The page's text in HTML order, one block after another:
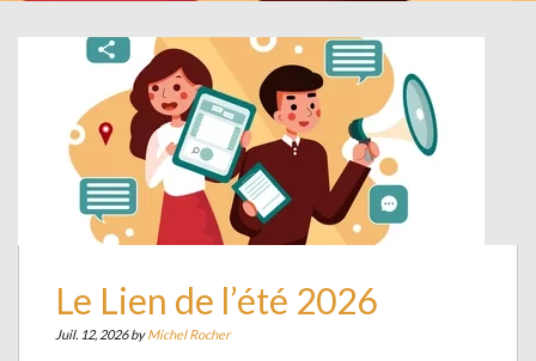
Le Lien de l’été 2026
Juil. 12, 2026 byMichel Rocher